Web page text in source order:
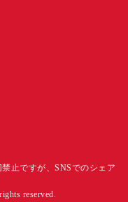
止ですが、SNSでのシェア
reserved.